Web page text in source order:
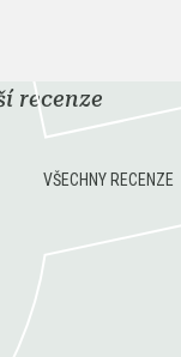
recenze
VŠECHNY RECENZE